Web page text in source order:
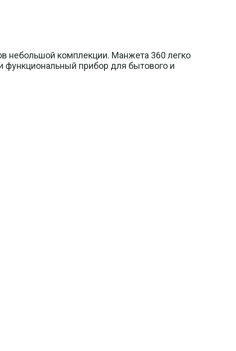
небольшой комплекции. Манжета 360 легко
функциональный прибор для бытового и